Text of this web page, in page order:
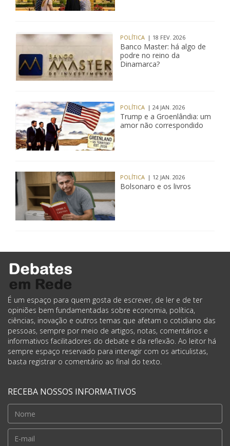
POLÍTICA | 18 FEV. 2026
Banco Master: há algo de
podre no reino da
Dinamarca?
POLÍTICA | 24 JAN. 2026
Trump e a Groenlândia: um
amor não correspondido
POLÍTICA | 12 JAN. 2026
Bolsonaro e os livros
É um espaço para quem gosta de escrever, de ler e de ter
opiniões bem fundamentadas sobre economia, política,
ciências, inovação e outros temas que afetam o cotidiano das
pessoas, sempre por meio de artigos, notas, comentários e
informativos facilitadores do debate e da reflexão. Ao leitor há
sempre espaço reservado para interagir com os articulistas,
basta registrar o comentário ao final do texto.
RECEBA NOSSOS INFORMATIVOS